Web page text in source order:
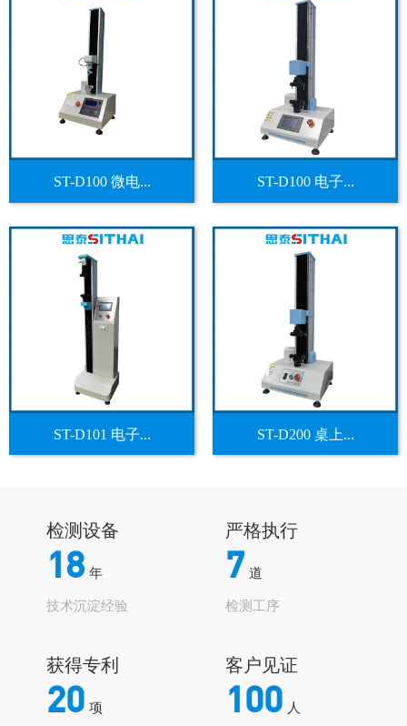
ST-D100 微电... ST-D100 电子...
ST-D101 电子... ST-D200 桌上...
检测设备
18 年
技术沉淀经验
严格执行
7 道
检测工序
获得专利
20 项
客户见证
100 人